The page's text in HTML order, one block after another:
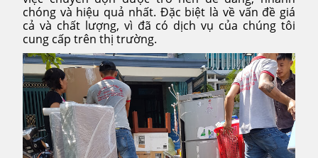
chóng và hiệu quả nhất. Đặc biệt là về vấn đề giá
cả và chất lượng, vì đã có dịch vụ của chúng tôi
cung cấp trên thị trường.